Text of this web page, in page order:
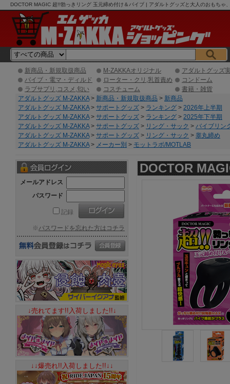
DOCTOR MAGIC 超!!勃っきリング 玉元締め付け＆バイブ | アダルトグッズと大人のおもち
新商品・新規取扱商品 M-ZAKKAオリジナル
アダルトグッズ
バイブ・電マ・ディルド
ローター・クリ,乳首責め
コンドーム
ラブサプリ,コスメ,匂い
コスチューム
書籍・雑貨
アダルトグッズ M-ZAKKA> 新商品・新規取扱商品 > 新商品
アダルトグッズ M-ZAKKA> サポートグッズ > ランキング > 2026年上半期
アダルトグッズ M-ZAKKA> サポートグッズ > ランキング > 2025年下半期
アダルトグッズ M-ZAKKA> サポートグッズ > リング・サック > バイブリン
アダルトグッズ M-ZAKKA> サポートグッズ > リング・サック > 睾丸締め
アダルトグッズ M-ZAKKA> メーカー別 > モットラボ/MOTLAB
DOCTOR
メールアドレス
パスワード
記録
※パスワードを忘れた方はコチラ
↓売れてます!!入荷しました!!↓
↓↓爆売れ!!入荷しました!!↓↓